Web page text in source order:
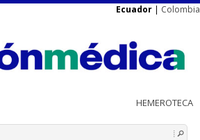
Ecuador | Colombia